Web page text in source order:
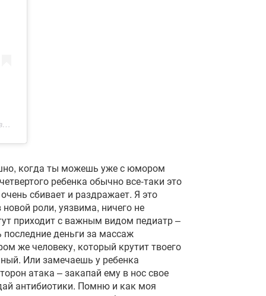
когда ты можешь уже с юмором
ребенка обычно все-таки это
сбивает и раздражает. Я это
роли, уязвима, ничего не
приходит с важным видом педиатр –
деньги за массаж
же человеку, который крутит твоего
Или замечаешь у ребенка
атака – закапай ему в нос свое
антибиотики. Помню и как моя